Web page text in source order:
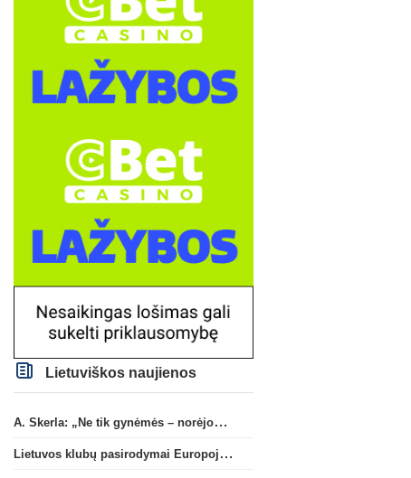
Lietuviškos naujienos
A. Skerla: „Ne tik gynėmės – norėjome atakuoti“
Lietuvos klubų pasirodymai Europoje: patirti pralaimėjimai Kroatijos atstovams